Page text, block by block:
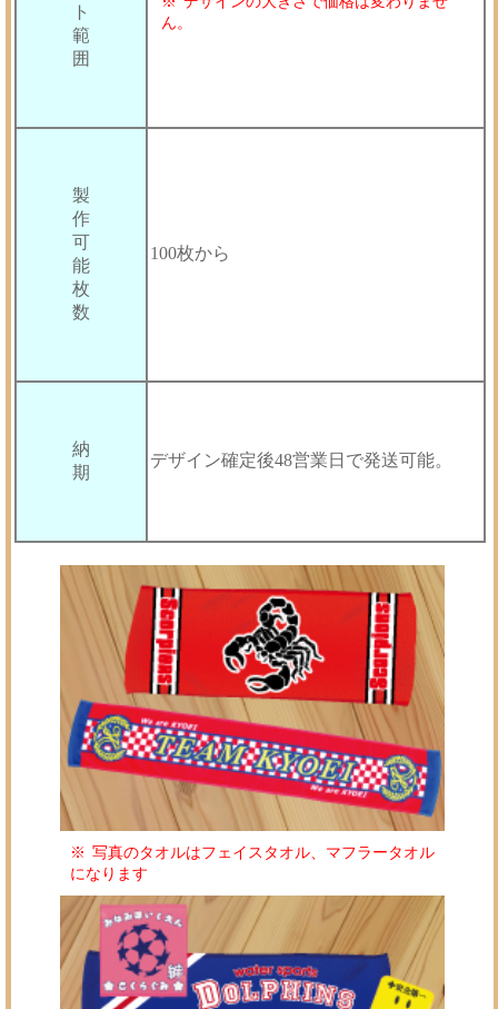
ト
範
囲
ん。
製
作
可
能
枚
数
100枚から
納
期
デザイン確定後48営業日で発送可能。
写真のタオルはフェイスタオル、マフラータオル
になります